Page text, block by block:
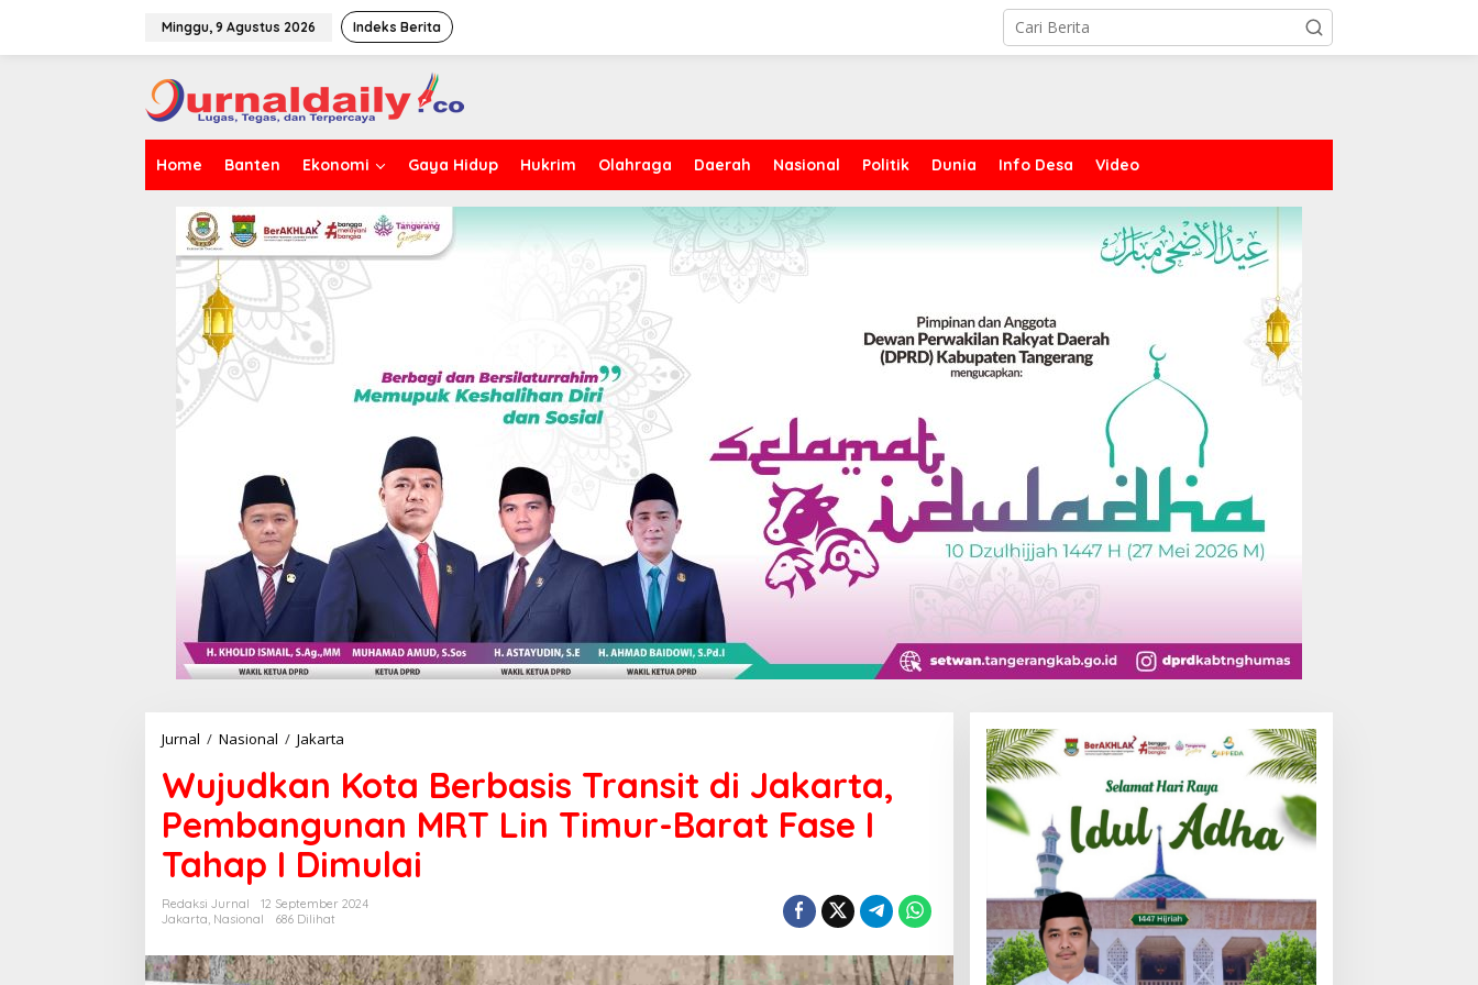
Minggu, 9 Agustus 2026 Indeks Berita
Home Banten Ekonomi Gaya Hidup Hukrim Olahraga Daerah Nasional Politik Dunia Info Desa Video
Jurnal / Nasional / Jakarta
j
u
d
k
a
n
K
a
B
Wujudkan Kota Berbasis Transit di Jakarta,
Pembangunan MRT Lin Timur-Barat Fase I
Tahap I Dimulai
Redaksi Jurnal
12 September 2024
Jakarta, Nasional 686 Dilihat